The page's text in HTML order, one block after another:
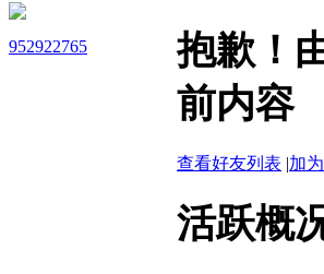
952922765
抱歉！
前内容
查看好友列表 |加
活跃概